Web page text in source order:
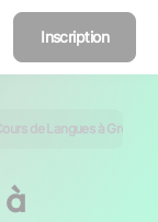
Inscription
de Langues à Grenoble